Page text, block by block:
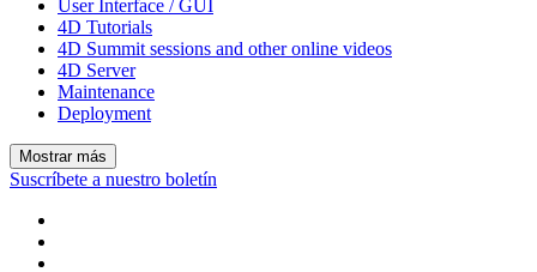
User Interface / GUI
4D Tutorials
4D Summit sessions and other online videos
4D Server
Maintenance
Deployment
Mostrar más
Suscríbete a nuestro boletín